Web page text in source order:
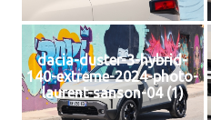
dacia-duster-3-hybrid-
140-extreme-2024-photo-
laurent-sanson-04 (1)